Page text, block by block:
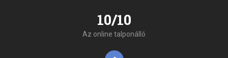
10/10
Az online talponálló